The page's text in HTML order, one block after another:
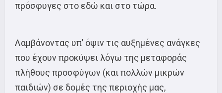
πρόσφυγες στο εδώ και στο τώρα.
Λαμβάνοντας υπ’ όψιν τις αυξημένες ανάγκες
που έχουν προκύψει λόγω της μεταφοράς
πλήθους προσφύγων (και πολλών μικρών
παιδιών) σε δομές της περιοχής μας,